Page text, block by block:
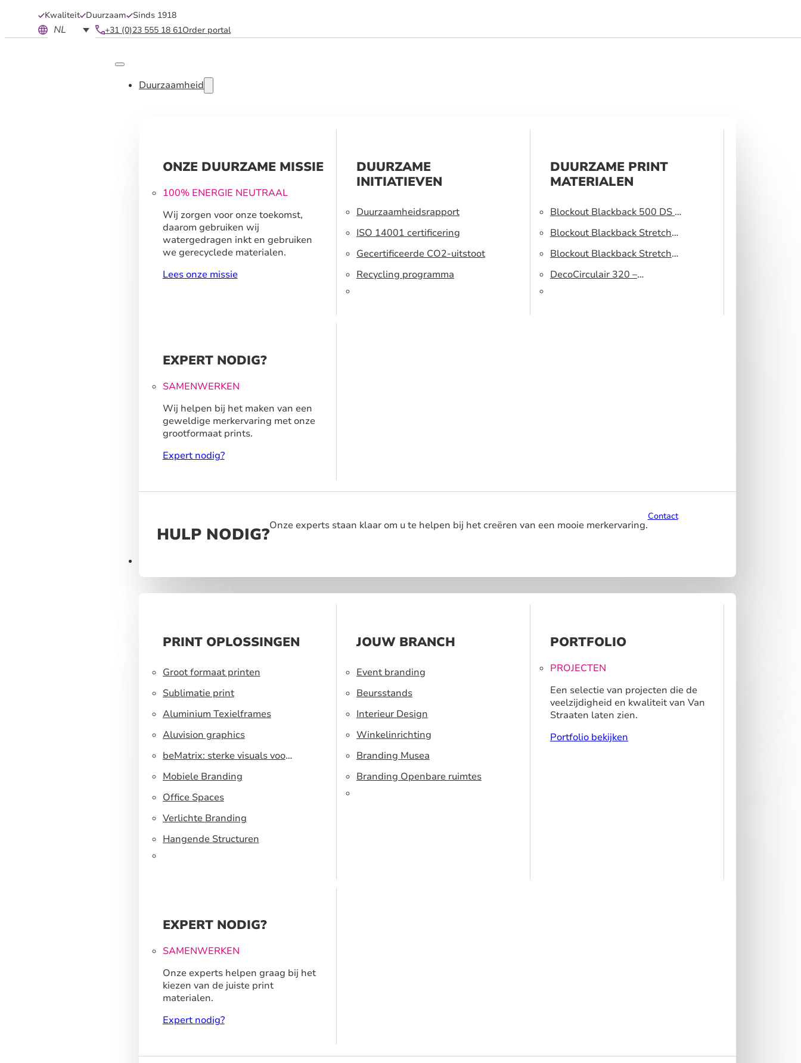
Kwaliteit Duurzaam Sinds 1918
NL +31 (0)23 555 18 61Order portal
Duurzaamheid
ONZE DUURZAME MISSIE
100% ENERGIE NEUTRAAL
Wij zorgen voor onze toekomst,
daarom gebruiken wij
watergedragen inkt en gebruiken
we gerecyclede materialen.
Lees onze missie
DUURZAME
INITIATIEVEN
Duurzaamheidsrapport
ISO 14001 certificering
Gecertificeerde CO2-uitstoot
Recycling programma
DUURZAME PRINT
MATERIALEN
Blockout Blackback 500 DS –
Lichtblokkerend peesdoek
Blockout Blackback Stretch
320 DS – Lichtblokkerend
peesdoek
Blockout Blackback Stretch
500 DS – Lichtblokkerend
DecoCirculair 320 –
EXPERT NODIG?
SAMENWERKEN
Wij helpen bij het maken van een
geweldige merkervaring met onze
grootformaat prints.
Expert nodig?
HULP NODIG?Onze experts staan klaar om u te helpen bij het creëren van een mooie merkervaring.
Contact
PRINT OPLOSSINGEN
Groot formaat printen
Sublimatie print
Aluminium Texielframes
Aluvision graphics
beMatrix: sterke visuals voor
een flexibel
standbouwsysteem
Mobiele Branding
Office Spaces
Verlichte Branding
Hangende Structuren
JOUW BRANCH
Event branding
Beursstands
Interieur Design
Winkelinrichting
Branding Musea
Branding Openbare ruimtes
PORTFOLIO
PROJECTEN
Een selectie van projecten die de
veelzijdigheid en kwaliteit van Van
Straaten laten zien.
Portfolio bekijken
EXPERT NODIG?
SAMENWERKEN
Onze experts helpen graag bij het
kiezen van de juiste print
materialen.
Expert nodig?